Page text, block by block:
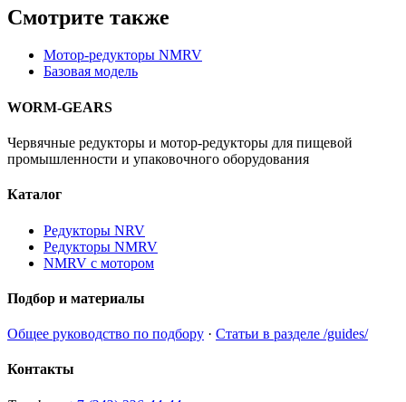
Смотрите также
Мотор-редукторы NMRV
Базовая модель
WORM-GEARS
Червячные редукторы и мотор-редукторы для пищевой
промышленности и упаковочного оборудования
Каталог
Редукторы NRV
Редукторы NMRV
NMRV с мотором
Подбор и материалы
Общее руководство по подбору · Статьи в разделе /guides/
Контакты